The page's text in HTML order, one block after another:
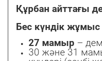
Құрбан айттағы
Бес күндік
27 мамыр –
30 және 31